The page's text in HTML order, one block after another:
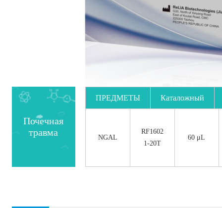
Почечная
травма
ПРЕДМЕТЫ Каталожный
NGAL
RF1602
1-20T
60 μL